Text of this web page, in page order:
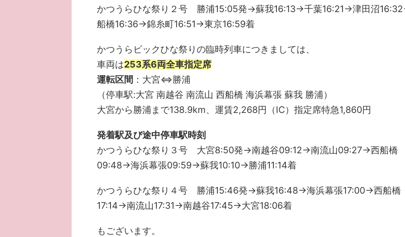
かつうらひな祭り２号 勝浦15:05発→蘇我16:13→千葉16:21→津田沼
船橋16:36→錦糸町16:51→東京16:59着
かつうらビックひな祭りの臨時列車につきましては、
車両は253系6両全車指定席
運転区間 ：大宮⇔勝浦
（停車駅:大宮 南越谷 南流山 西船橋 海浜幕張 蘇我 勝浦）
大宮から勝浦まで138.9km、運賃2,268円（IC）指定席特急1,860円
発着駅及び途中停車駅時刻
かつうらひな祭り３号 大宮8:50発→南越谷09:12→南流山09:27→西船橋
09:48→海浜幕張09:59→蘇我10:10→勝浦11:14着
かつうらひな祭り４号 勝浦15:46発→蘇我16:48→海浜幕張17:00→西船橋
17:14→南流山17:31→南越谷17:45→大宮18:06着
もございます。